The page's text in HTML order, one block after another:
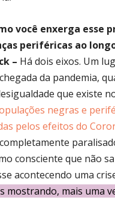
você enxerga esse
periféricas ao
– Há dois eixos. Um
da pandemia,
que existe
negras e
pelos efeitos do
consciente que não
acontecendo uma
mostrando, mais uma